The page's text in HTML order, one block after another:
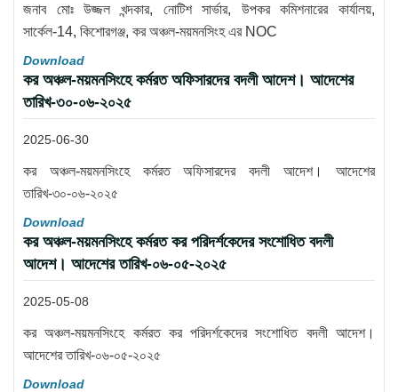
জনাব মোঃ উজ্জল খন্দকার, নোটিশ সার্ভার, উপকর কমিশনারের কার্যালয়,
সার্কেল-14, কিশোরগঞ্জ, কর অঞ্চল-ময়মনসিংহ এর NOC
Download
কর অঞ্চল-ময়মনসিংহে কর্মরত অফিসারদের বদলী আদেশ। আদেশের
তারিখ-৩০-০৬-২০২৫
2025-06-30
কর অঞ্চল-ময়মনসিংহে কর্মরত অফিসারদের বদলী আদেশ। আদেশের
তারিখ-৩০-০৬-২০২৫
Download
কর অঞ্চল-ময়মনসিংহে কর্মরত কর পরিদর্শকেদের সংশোধিত বদলী
আদেশ। আদেশের তারিখ-০৬-০৫-২০২৫
2025-05-08
কর অঞ্চল-ময়মনসিংহে কর্মরত কর পরিদর্শকেদের সংশোধিত বদলী আদেশ।
আদেশের তারিখ-০৬-০৫-২০২৫
Download